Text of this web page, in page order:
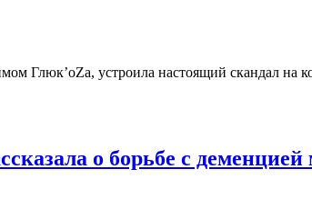
Глюк’oZа, устроила настоящий скандал на
о борьбе с